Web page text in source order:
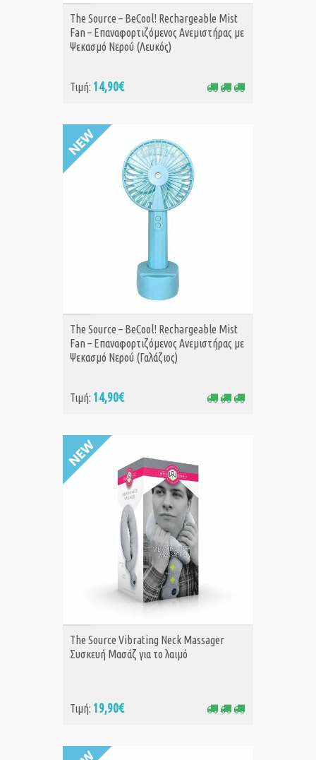
ΑΓΟΡΑ
The Source – BeCool! Rechargeable Mist
Fan – Επαναφορτιζόμενος Ανεμιστήρας με
Ψεκασμό Νερού (Λευκός)
Τιμή: 14,90€
ΑΓΟΡΑ
The Source – BeCool! Rechargeable Mist
Fan – Επαναφορτιζόμενος Ανεμιστήρας με
Ψεκασμό Νερού (Γαλάζιος)
Τιμή: 14,90€
ΑΓΟΡΑ
The Source Vibrating Neck Massager
Συσκευή Μασάζ για το λαιμό
Τιμή: 19,90€